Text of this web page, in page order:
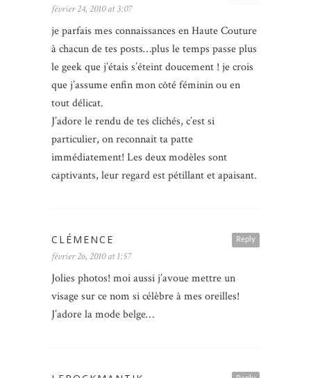
février 24, 2010 at 3:07
je parfais mes connaissances en Haute Couture
à chacun de tes posts…plus le temps passe plus
le geek que j’étais s’éteint doucement ! je crois
que j’assume enfin mon côté féminin ou en
tout délicat.
J’adore le rendu de tes clichés, c’est si
particulier, on reconnait ta patte
immédiatement! Les deux modèles sont
captivants, leur regard est pétillant et apaisant.
Reply
CLÉMENCE
février 26, 2010 at 1:57
Jolies photos! moi aussi j’avoue mettre un
visage sur ce nom si célèbre à mes oreilles!
J’adore la mode belge…